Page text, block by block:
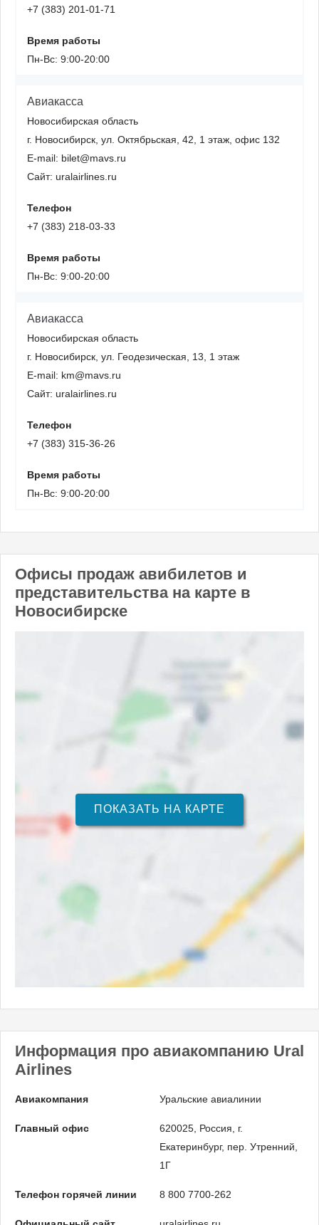
+7 (383) 201-01-71
Время работы
Пн-Вс: 9:00-20:00
Авиакасса
Новосибирская область
г. Новосибирск, ул. Октябрьская, 42, 1 этаж, офис 132
E-mail: bilet@mavs.ru
Сайт: uralairlines.ru
Телефон
+7 (383) 218-03-33
Время работы
Пн-Вс: 9:00-20:00
Авиакасса
Новосибирская область
г. Новосибирск, ул. Геодезическая, 13, 1 этаж
E-mail: km@mavs.ru
Сайт: uralairlines.ru
Телефон
+7 (383) 315-36-26
Время работы
Пн-Вс: 9:00-20:00
Офисы продаж авибилетов и
представительства на карте в
Новосибирске
ПОКАЗАТЬ НА КАРТЕ
Информация про авиакомпанию Ural
Airlines
Авиакомпания Уральские авиалинии
Главный офис
620025, Россия, г.
Екатеринбург, пер. Утренний,
1Г
Телефон горячей линии 8 800 7700-262